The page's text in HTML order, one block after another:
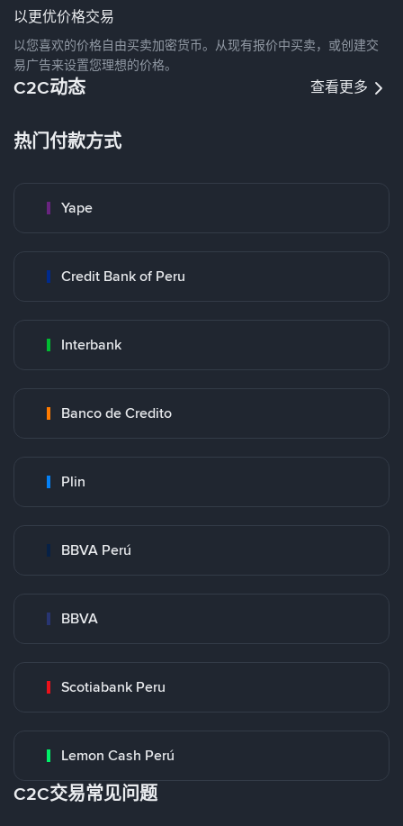
以更优价格交易
以您喜欢的价格自由买卖加密货币。从现有报价中买卖，或创建交
易广告来设置您理想的价格。
C2C动态 查看更多
热门付款方式
Yape
Credit Bank of Peru
Interbank
Banco de Credito
Plin
BBVA Perú
BBVA
Scotiabank Peru
Lemon Cash Perú
C2C交易常见问题